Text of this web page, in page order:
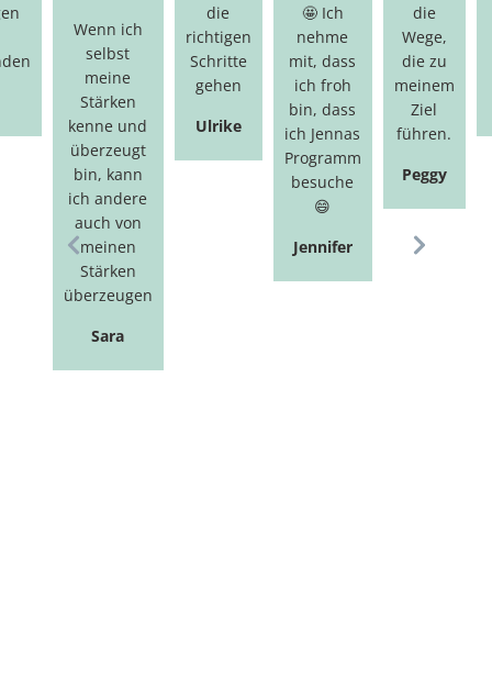
Wenn ich
selbst
meine
Stärken
kenne und
überzeugt
bin, kann
ich andere
auch von
meinen
Stärken
überzeugen
Sara
die
richtigen
Schritte
gehen
Ulrike
🤩 Ich
nehme
mit, dass
ich froh
bin, dass
ich Jennas
Programm
besuche
😄
Jennifer
die
Wege,
die zu
meinem
Ziel
führen.
Peggy